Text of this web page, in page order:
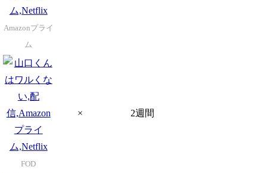
Amazonプライ
ム
FOD
× 2週間